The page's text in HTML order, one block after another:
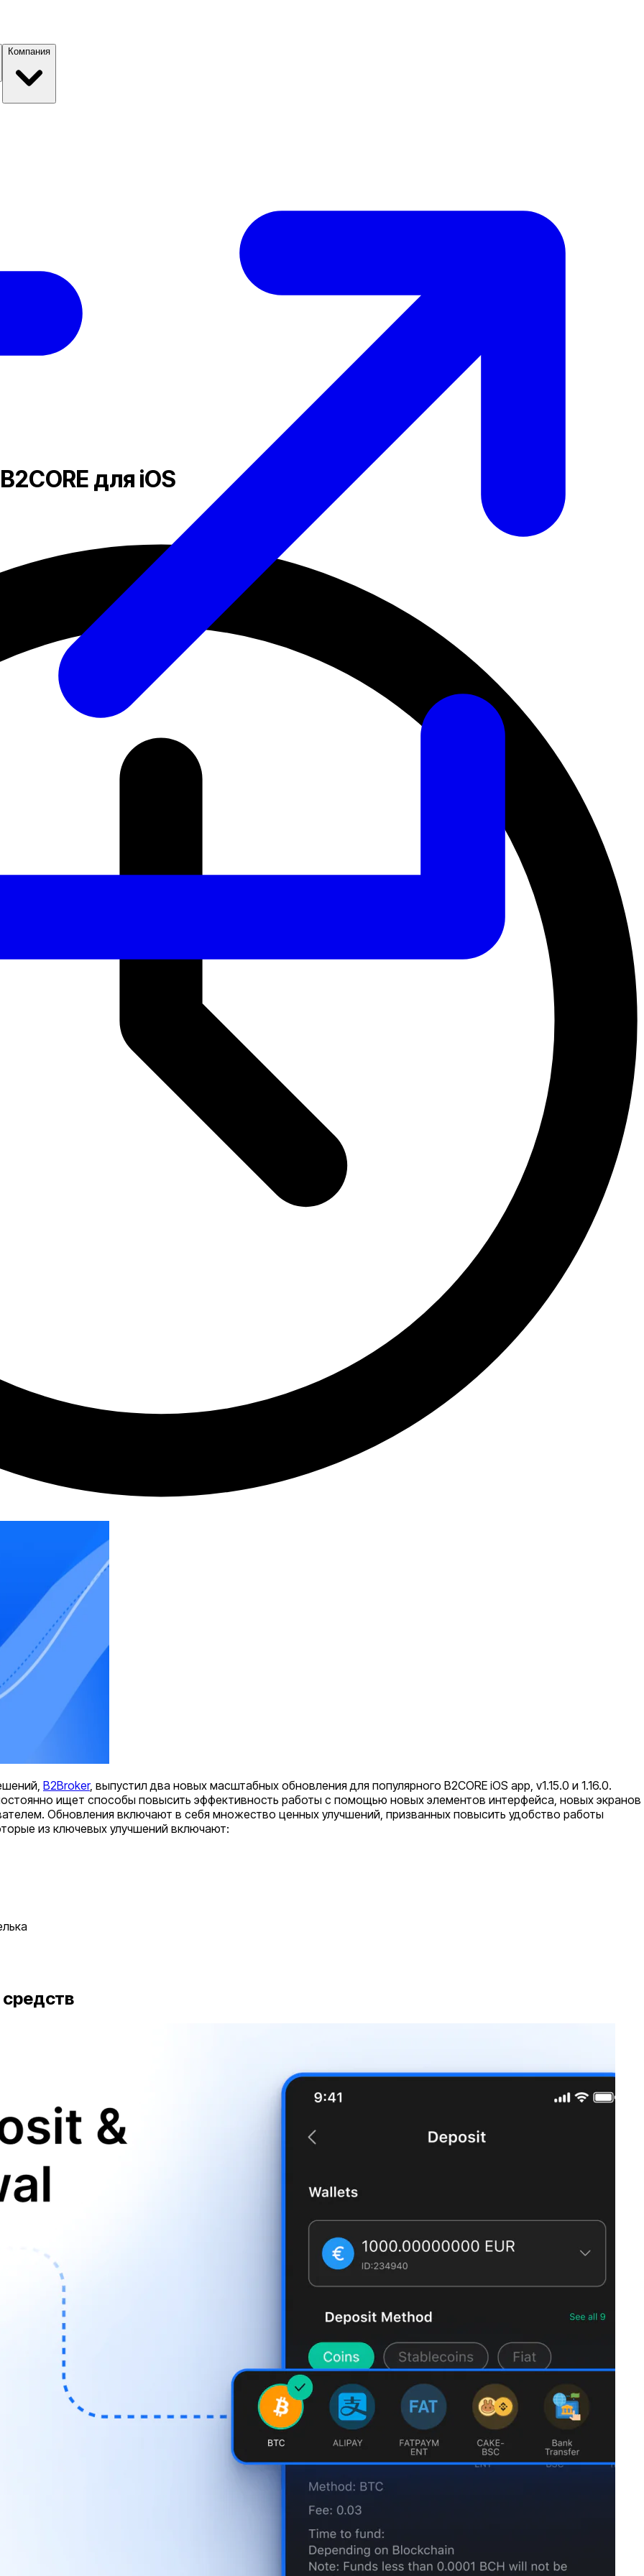
Компания
для iOS
B2Broker, выпустил два новых масштабных обновления для популярного B2CORE iOS app, v1.15.0 и 1.16.0.
ищет способы повысить эффективность работы с помощью новых элементов интерфейса, новых экранов
Обновления включают в себя множество ценных улучшений, призванных повысить удобство работы
из ключевых улучшений включают: